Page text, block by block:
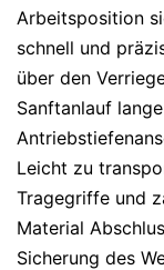
Arbeitsposition
schnell und
über den
Sanftanlauf
Leicht zu
Tragegriffe und
Material
Sicherung des